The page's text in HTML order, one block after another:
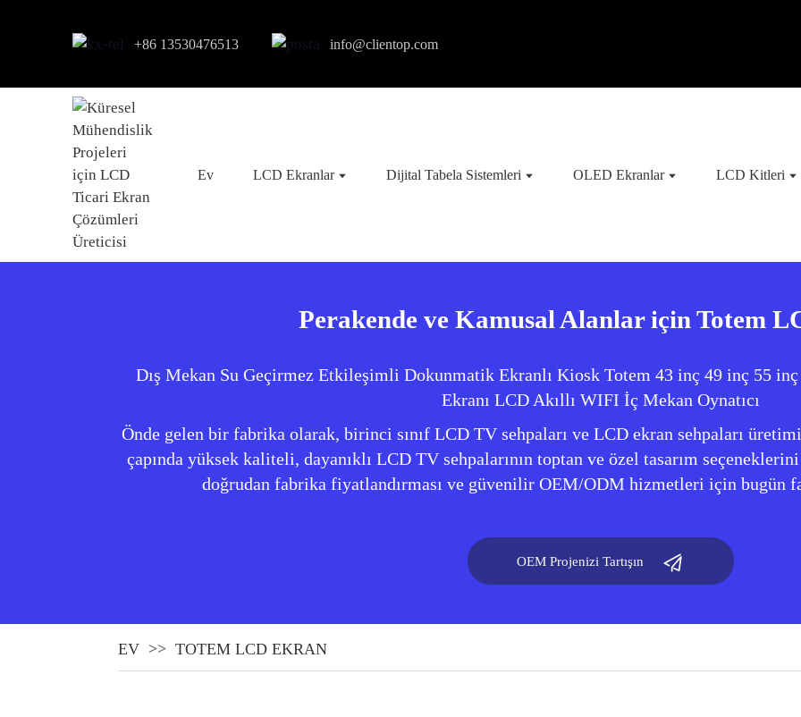
+86 13530476513 info@clientop.com
Ev LCD Ekranlar Dijital Tabela Sistemleri OLED Ekranlar LCD Kitleri
Perakende ve Kamusal Alanlar için Totem
Dış Mekan Su Geçirmez Etkileşimli Dokunmatik Ekranlı Kiosk Totem 43 inç 49 inç 55
Ekranı LCD Akıllı WIFI İç Mekan Oynatıcı
Önde gelen bir fabrika olarak, birinci sınıf LCD TV sehpaları ve LCD ekran sehpaları
çapında yüksek kaliteli, dayanıklı LCD TV sehpalarının toptan ve özel tasarım
doğrudan fabrika fiyatlandırması ve güvenilir OEM/ODM hizmetleri için bugün
OEM Projenizi Tartışın
EV TOTEM LCD EKRAN